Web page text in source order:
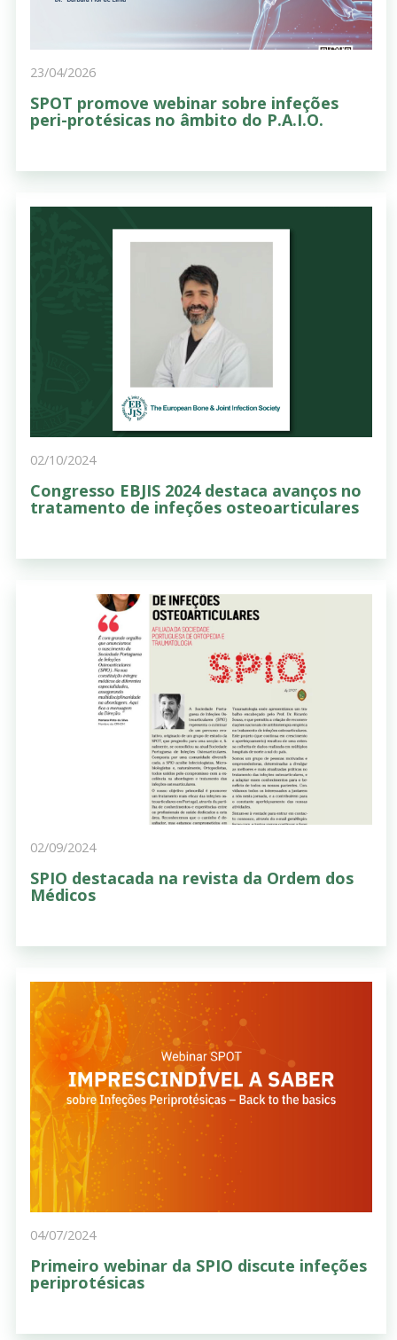
23/04/2026
SPOT promove webinar sobre infeções
peri-protésicas no âmbito do P.A.I.O.
02/10/2024
Congresso EBJIS 2024 destaca avanços no
tratamento de infeções osteoarticulares
02/09/2024
SPIO destacada na revista da Ordem dos
Médicos
04/07/2024
Primeiro webinar da SPIO discute infeções
periprotésicas